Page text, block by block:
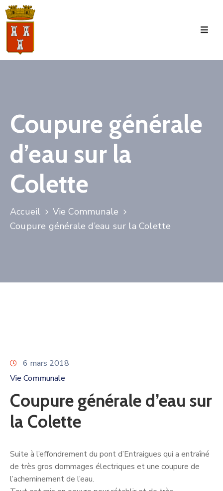
Accueil
Manifestations
Municipale
Services
Coupure générale
d’eau sur la
Colette
Accueil
Vie Communale
Coupure générale d’eau sur la Colette
6 mars 2018
Vie Communale
Coupure générale d’eau sur
la Colette
Suite à l’effondrement du pont d’Entraigues qui a entraîné
de très gros dommages électriques et une coupure de
l’acheminement de l’eau.